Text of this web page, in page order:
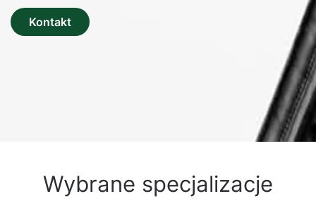
Kontakt
Wybrane specjalizacje